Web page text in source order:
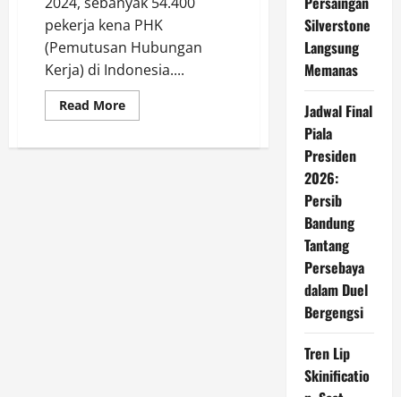
pekerja kena PHK
(Pemutusan Hubungan
Kerja) di Indonesia....
Read MoreRead
more
Pekerja
Silverstone
Langsung
Memanas
Jadwal Final
Piala
Presiden
2026:
Persib
Bandung
Tantang
Persebaya
dalam Duel
Bergengsi
Tren Lip
Skinificatio